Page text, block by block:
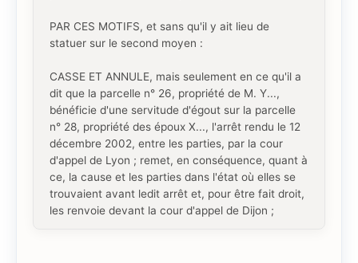
PAR CES MOTIFS, et sans qu'il y ait lieu de
statuer sur le second moyen :
CASSE ET ANNULE, mais seulement en ce qu'il a
dit que la parcelle n° 26, propriété de M. Y...,
bénéficie d'une servitude d'égout sur la parcelle
n° 28, propriété des époux X..., l'arrêt rendu le 12
décembre 2002, entre les parties, par la cour
d'appel de Lyon ; remet, en conséquence, quant à
ce, la cause et les parties dans l'état où elles se
trouvaient avant ledit arrêt et, pour être fait droit,
les renvoie devant la cour d'appel de Dijon ;